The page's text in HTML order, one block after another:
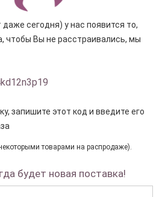
сегодня) у нас появится то,
чтобы Вы не расстраивались, мы
запишите этот код и введите его
товарами на распродаже).
будет новая поставка!